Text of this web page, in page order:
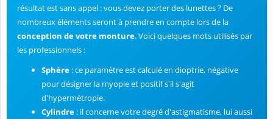
résultat est sans appel : vous devez porter des lunettes ? De
nombreux éléments seront à prendre en compte lors de la
conception de votre monture. Voici quelques mots utilisés par
les professionnels :
Sphère : ce paramètre est calculé en dioptrie, négative
pour désigner la myopie et positif s'il s'agit
d'hypermétropie.
Cylindre : il concerne votre degré d'astigmatisme, lui aussi